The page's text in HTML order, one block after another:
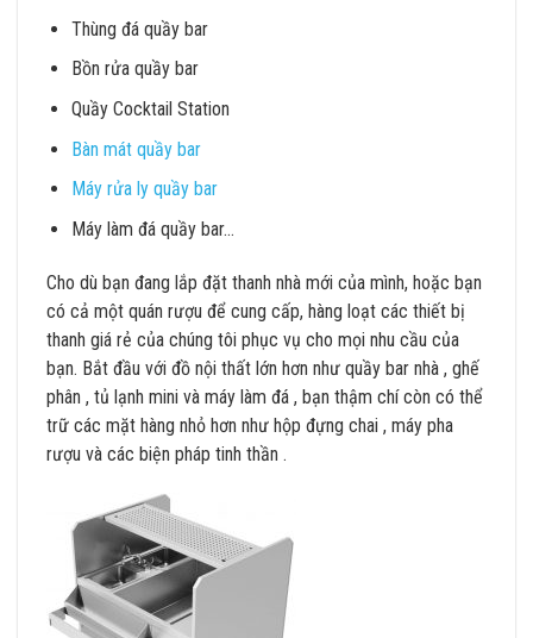
Thùng đá quầy bar
Bồn rửa quầy bar
Quầy Cocktail Station
Bàn mát quầy bar
Máy rửa ly quầy bar
Máy làm đá quầy bar…
Cho dù bạn đang lắp đặt thanh nhà mới của mình, hoặc bạn
có cả một quán rượu để cung cấp, hàng loạt các thiết bị
thanh giá rẻ của chúng tôi phục vụ cho mọi nhu cầu của
bạn. Bắt đầu với đồ nội thất lớn hơn như quầy bar nhà , ghế
phân , tủ lạnh mini và máy làm đá , bạn thậm chí còn có thể
trữ các mặt hàng nhỏ hơn như hộp đựng chai , máy pha
rượu và các biện pháp tinh thần .